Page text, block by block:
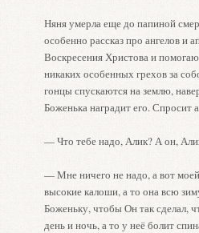
Няня умерла еще до папиной
особенно рассказ про ангелов и
Воскресения Христова и
никаких особенных грехов за
гонцы спускаются на землю,
Боженька наградит его. Спросит
— Что тебе надо, Алик? А он,
— Мне ничего не надо, а вот
высокие калоши, а то она всю
Боженьку, чтобы Он так сделал,
день и ночь, а то у неё болит